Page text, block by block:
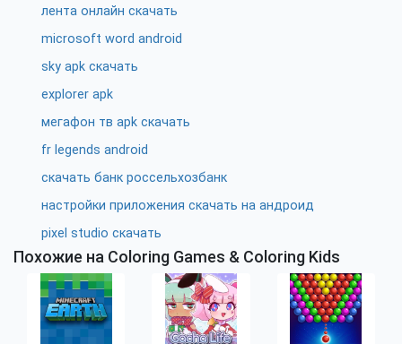
лента онлайн скачать
microsoft word android
sky apk скачать
explorer apk
мегафон тв apk скачать
fr legends android
скачать банк россельхозбанк
настройки приложения скачать на андроид
pixel studio скачать
Похожие на Coloring Games & Coloring Kids